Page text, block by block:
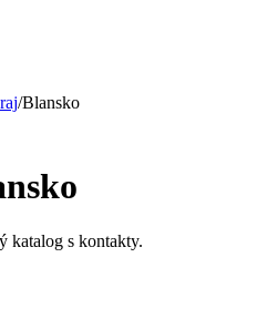
/Blansko
katalog s kontakty.